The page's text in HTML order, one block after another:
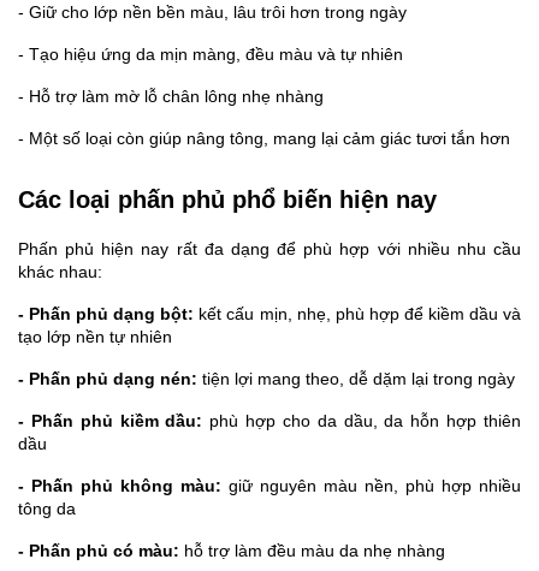
- Giữ cho lớp nền bền màu, lâu trôi hơn trong ngày
- Tạo hiệu ứng da mịn màng, đều màu và tự nhiên
- Hỗ trợ làm mờ lỗ chân lông nhẹ nhàng
- Một số loại còn giúp nâng tông, mang lại cảm giác tươi tắn hơn
Các loại phấn phủ phổ biến hiện nay
Phấn phủ hiện nay rất đa dạng để phù hợp với nhiều nhu cầu
khác nhau:
- Phấn phủ dạng bột: kết cấu mịn, nhẹ, phù hợp để kiềm dầu và
tạo lớp nền tự nhiên
- Phấn phủ dạng nén: tiện lợi mang theo, dễ dặm lại trong ngày
- Phấn phủ kiềm dầu: phù hợp cho da dầu, da hỗn hợp thiên
dầu
- Phấn phủ không màu: giữ nguyên màu nền, phù hợp nhiều
tông da
- Phấn phủ có màu: hỗ trợ làm đều màu da nhẹ nhàng